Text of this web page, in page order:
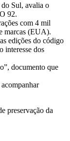
Sul, avalia o
92.
com 4 mil
marcas (EUA).
edições do código
interesse dos
documento que
preservação da